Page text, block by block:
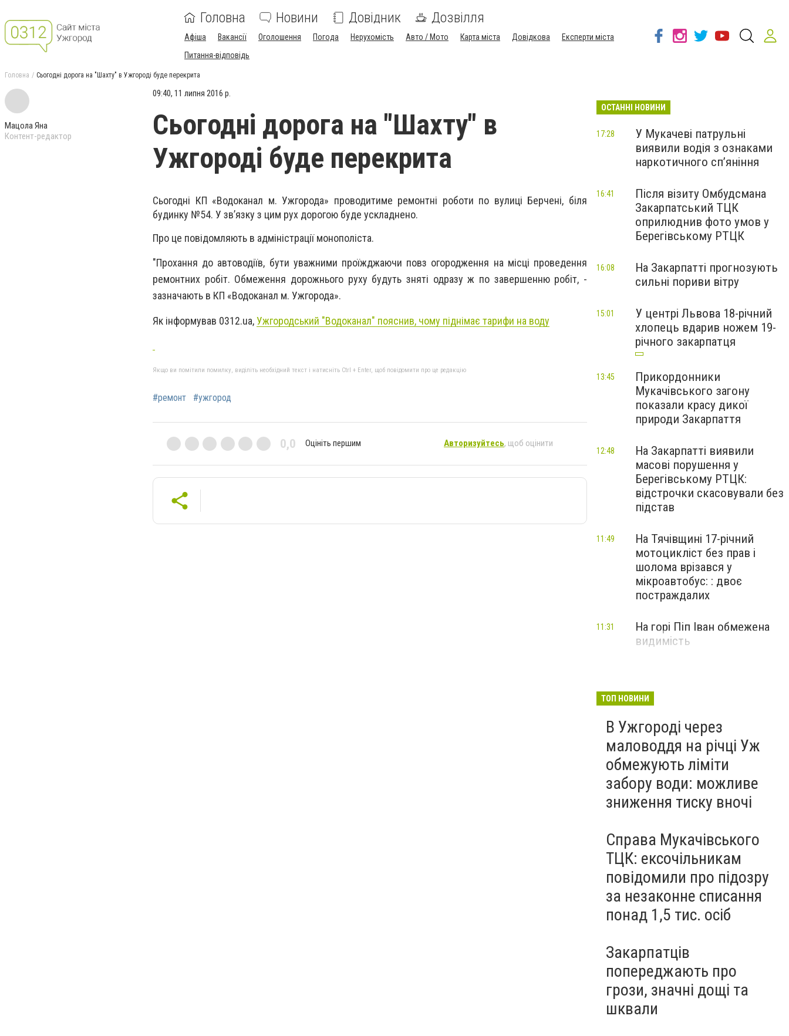
Головна Новини Довідник Дозвілля
Афіша Вакансії Оголошення Погода Нерухомість Авто / Мото Карта міста Довідкова
Експерти міста
Питання-відповідь
Головна Сьогодні дорога на "Шахту" в Ужгороді буде перекрита
Мацола Яна
Контент-редактор
09:40, 11 липня 2016 р.
Сьогодні дорога на "Шахту" в
Ужгороді буде перекрита
Сьогодні КП «Водоканал м. Ужгорода» проводитиме ремонтні роботи по вулиці Берчені, біля
будинку №54. У зв’язку з цим рух дорогою буде ускладнено.
Про це повідомляють в адміністрації монополіста.
"Прохання до автоводіїв, бути уважними проїжджаючи повз огородження на місці проведення
ремонтних робіт. Обмеження дорожнього руху будуть зняті одразу ж по завершенню робіт, -
зазначають в КП «Водоканал м. Ужгорода».
Як інформував 0312.ua,Ужгородський "Водоканал" пояснив, чому піднімає тарифи на воду
Якщо ви помітили помилку, виділіть необхідний текст і натисніть Ctrl + Enter, щоб повідомити про це редакцію
#ремонт #ужгород
0,0 Оцініть першим Авторизуйтесь, щоб оцінити
ОСТАННІ НОВИНИ
У Мукачеві патрульні
виявили водія з ознаками
наркотичного сп’яніння
17:28
Після візиту Омбудсмана
Закарпатський ТЦК
оприлюднив фото умов у
Берегівському РТЦК
16:41
На Закарпатті прогнозують
сильні пориви вітру
16:08
У центрі Львова 18-річний
хлопець вдарив ножем 19-
річного закарпатця
15:01
Прикордонники
Мукачівського загону
показали красу дикої
природи Закарпаття
13:45
На Закарпатті виявили
масові порушення у
Берегівському РТЦК:
відстрочки скасовували без
підстав
12:48
На Тячівщині 17-річний
мотоцикліст без прав і
шолома врізався у
мікроавтобус: : двоє
постраждалих
11:49
На горі Піп Іван обмежена
видимість
11:31
ТОП НОВИНИ
В Ужгороді через
маловоддя на річці Уж
обмежують ліміти
забору води: можливе
зниження тиску вночі
Справа Мукачівського
ТЦК: ексочільникам
повідомили про підозру
за незаконне списання
понад 1,5 тис. осіб
Закарпатців
попереджають про
грози, значні дощі та
шквали